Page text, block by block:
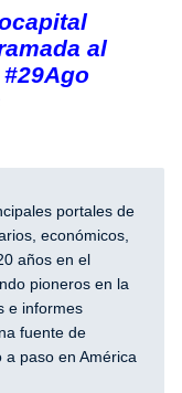
al
portales de
económicos,
años en el
pioneros en la
e informes
fuente de
paso en América